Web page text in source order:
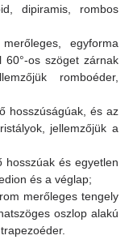
dipiramis, rombos
egyforma
60°-os szöget zárnak
romboéder,
hosszúságúak, és az
jellemzőjük a
hosszúak és egyetlen
és a véglap;
merőleges tengely
oszlop alakú